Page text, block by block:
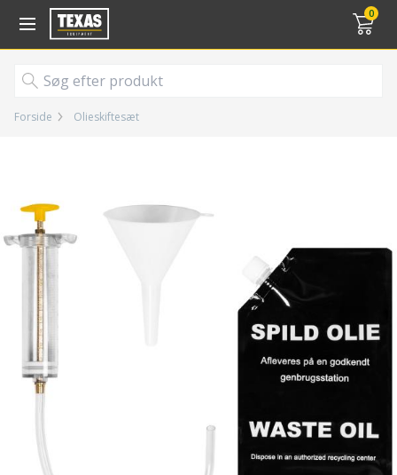
0
Gå til kurv (
Forside Olieskiftesæt